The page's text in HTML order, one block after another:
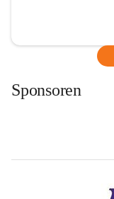
Sponsoren